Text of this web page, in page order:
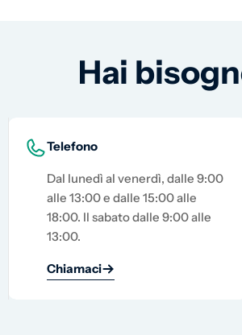
Hai
Telefono
Dal lunedì al venerdì, dalle 9:00
alle 13:00 e dalle 15:00 alle
18:00. Il sabato dalle 9:00 alle
13:00.
Chiamaci